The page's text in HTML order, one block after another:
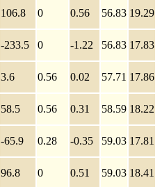
106.8 0 0.56 56.83 19.29
-233.5 0 -1.22 56.83 17.83
3.6 0.56 0.02 57.71 17.86
58.5 0.56 0.31 58.59 18.22
-65.9 0.28 -0.35 59.03 17.81
96.8 0 0.51 59.03 18.41